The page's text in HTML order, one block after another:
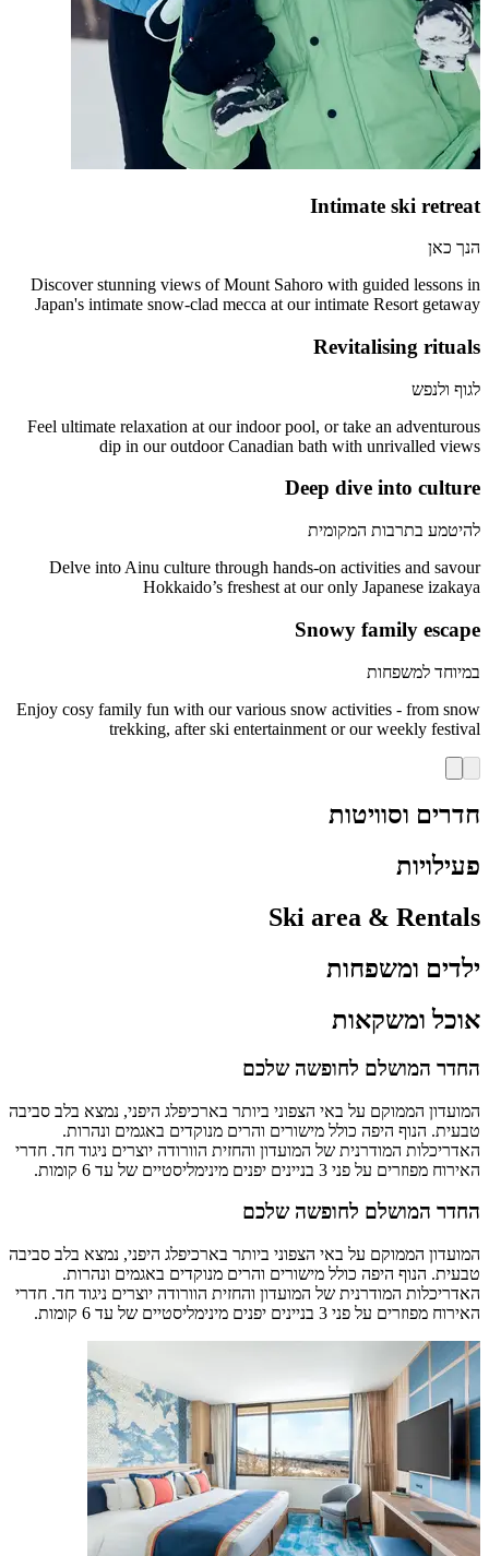
Intimate ski retreat
הנך כאן
Discover stunning views of Mount Sahoro with guided lessons in
Japan's intimate snow-clad mecca at our intimate Resort getaway
Revitalising rituals
לגוף ולנפש
Feel ultimate relaxation at our indoor pool, or take an adventurous
dip in our outdoor Canadian bath with unrivalled views
Deep dive into culture
להיטמע בתרבות המקומית
Delve into Ainu culture through hands-on activities and savour
Hokkaido’s freshest at our only Japanese izakaya
Snowy family escape
במיוחד למשפחות
Enjoy cosy family fun with our various snow activities - from snow
trekking, after ski entertainment or our weekly festival
חדרים וסוויטות
פעילויות
Ski area & Rentals
ילדים ומשפחות
אוכל ומשקאות
החדר המושלם לחופשה שלכם
המועדון הממוקם על באי הצפוני ביותר בארכיפלג היפני, נמצא בלב סביבה
טבעית. הנוף היפה כולל מישורים והרים מנוקדים באגמים ונהרות.
האדריכלות המודרנית של המועדון והחזית הוורודה יוצרים ניגוד חד. חדרי
האירוח מפוזרים על פני 3 בניינים יפנים מינימליסטיים של עד 6 קומות.
החדר המושלם לחופשה שלכם
המועדון הממוקם על באי הצפוני ביותר בארכיפלג היפני, נמצא בלב סביבה
טבעית. הנוף היפה כולל מישורים והרים מנוקדים באגמים ונהרות.
האדריכלות המודרנית של המועדון והחזית הוורודה יוצרים ניגוד חד. חדרי
האירוח מפוזרים על פני 3 בניינים יפנים מינימליסטיים של עד 6 קומות.